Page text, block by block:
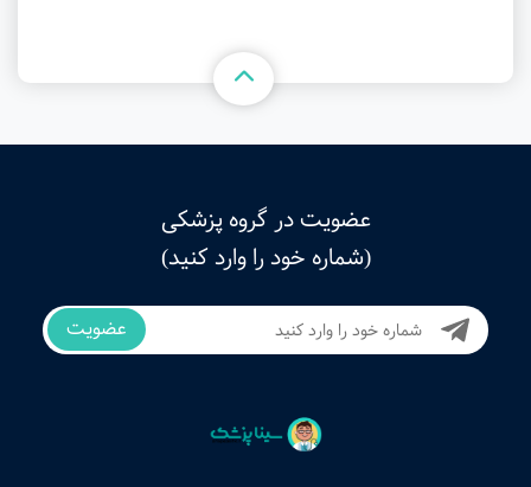
عضویت در گروه پزشکی
(شماره خود را وارد کنید)
عضویت